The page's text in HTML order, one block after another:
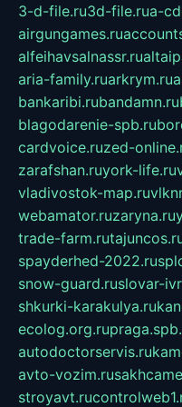
3-d-file.ru3d-file.rua-
airgungames.ru
alfeihavsalnassr.ru
aria-family.ruarkrym.ru
bankaribi.rubandamn.ru
blagodarenie-spb.ru
cardvoice.ruzed-
zarafshan.ruyork-life.ru
vladivostok-map.ru
webamator.ruzaryna.ru
trade-farm.ru
spayderhed-2022.ru
snow-guard.ruslovar-
shkurki-karakulya.ru
ecolog.org.ru
autodoctorservis.ru
avto-vozim.ru
stroyavt.ru